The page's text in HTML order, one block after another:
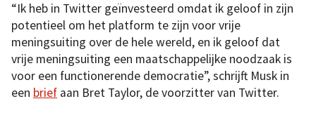
“Ik heb in Twitter geïnvesteerd omdat ik geloof in zijn
potentieel om het platform te zijn voor vrije
meningsuiting over de hele wereld, en ik geloof dat
vrije meningsuiting een maatschappelijke noodzaak is
voor een functionerende democratie”, schrijft Musk in
een brief aan Bret Taylor, de voorzitter van Twitter.